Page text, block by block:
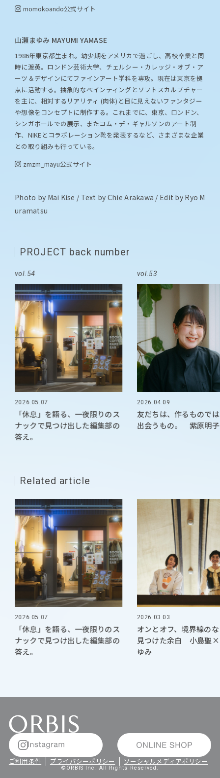
momokoando公式サイト
山瀬まゆみ MAYUMI YAMASE
1986年東京都生まれ。幼少期をアメリカで過ごし、高校卒業と同
時に渡英。ロンドン芸術大学、チェルシー・カレッジ・オブ・ア
ーツ＆デザインにてファインアート学科を専攻。現在は東京を拠
点に活動する。抽象的なペインティングとソフトスカルプチャー
を主に、相対するリアリティ (肉体)と目に見えないファンタジー
や想像をコンセプトに制作する。これまでに、東京、ロンドン、
シンガポールでの展示、またコム・デ・ギャルソンのアート制
作、NIKEとコラボレーション靴を発表するなど、さまざまな企業
との取り組みも行っている。
zmzm_mayu公式サイト
Photo by Mai Kise / Text by Chie Arakawa / Edit by Ryo M
uramatsu
PROJECT back number
vol.54
2026.05.07
「休息」を語る、一夜限りのス
ナックで見つけ出した編集部の
答え。
vol.53
2026.04.09
友だちは、作るもので
出会うもの。 紫原明子
Related article
2026.05.07
「休息」を語る、一夜限りのス
ナックで見つけ出した編集部の
答え。
2026.03.03
オンとオフ、境界線の
見つけた余白 小島聖×
ゆみ
ご利用条件 プライバシーポリシー ソーシャルメディアポリシー
©ORBIS Inc. All Rights Reserved.